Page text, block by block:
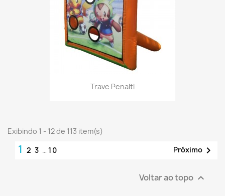
Trave Penalti
Exibindo 1 - 12 de 113 item(s)
1 2 3 … 10 Próximo 
Voltar ao topo 